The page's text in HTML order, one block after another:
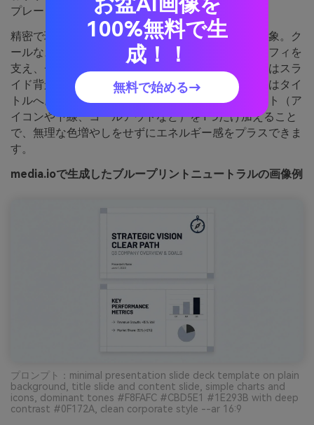
プレート
精密で現代的な、製図用紙とインクの線のような印象。ク
ールなスレートグラデーションは鮮明なタイポグラフィを
支え、チャートを権威ある雰囲気に。最も明るい色はスラ
イド背景に、スレート色は仕切り線や分割に、濃紺はタイ
トルへ。ポイント：スライドごとに小さなアクセント（ア
イコンや下線、コールアウトなど）を1つだけ加えること
で、無理な色増やしをせずにエネルギー感をプラスできま
す。
media.ioで生成したブループリントニュートラルの画像例
プロンプト：minimal presentation slide deck template on plain
background, title slide and content slide, simple charts and
icons, dominant tones #F8FAFC #CBD5E1 #1E293B with deep
contrast #0F172A, clean corporate style --ar 16:9
100%無料で生
成！！
無料で始める→